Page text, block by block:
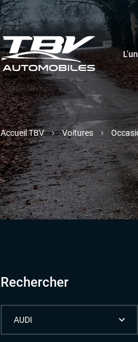
Accueil TBV Voitures
Rechercher